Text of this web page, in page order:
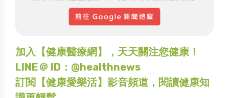
加入【健康醫療網】，天天關注您健康！
LINE＠ ID：@healthnews
訂閱【健康愛樂活】影音頻道，閱讀健康知